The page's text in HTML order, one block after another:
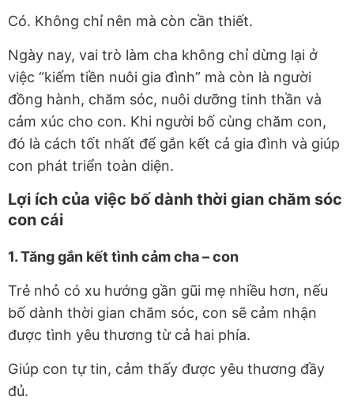
Có. Không chỉ nên mà còn cần thiết.
Ngày nay, vai trò làm cha không chỉ dừng lại ở
việc “kiếm tiền nuôi gia đình” mà còn là người
đồng hành, chăm sóc, nuôi dưỡng tinh thần và
cảm xúc cho con. Khi người bố cùng chăm con,
đó là cách tốt nhất để gắn kết cả gia đình và giúp
con phát triển toàn diện.
Lợi ích của việc bố dành thời gian chăm sóc
con cái
1. Tăng gắn kết tình cảm cha – con
Trẻ nhỏ có xu hướng gần gũi mẹ nhiều hơn, nếu
bố dành thời gian chăm sóc, con sẽ cảm nhận
được tình yêu thương từ cả hai phía.
Giúp con tự tin, cảm thấy được yêu thương đầy
đủ.